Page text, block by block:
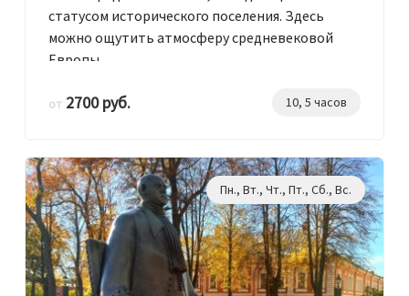
статусом исторического поселения. Здесь
можно ощутить атмосферу средневековой
Европы.
от 2700 руб. 10, 5 часов
Пн., Вт., Чт., Пт., Сб., Вс.